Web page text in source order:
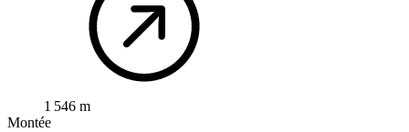
1 546 m
Montée